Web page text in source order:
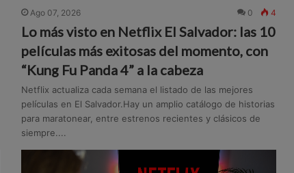
Ago 07, 2026 0 4
Lo más visto en Netflix El Salvador: las 10
películas más exitosas del momento, con
“Kung Fu Panda 4” a la cabeza
Netflix actualiza cada semana el listado de las mejores
películas en El Salvador.Hay un amplio catálogo de historias
para maratonear, entre estrenos recientes y clásicos de
siempre....